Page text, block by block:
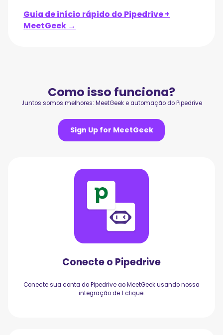
Guia de início rápido do Pipedrive +
MeetGeek →
Como isso funciona?
Juntos somos melhores: MeetGeek e automação do Pipedrive
Sign Up for MeetGeek
Conecte o Pipedrive
Conecte sua conta do Pipedrive ao MeetGeek usando nossa
integração de 1 clique.